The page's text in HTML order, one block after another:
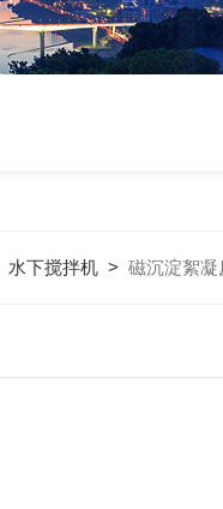
水下搅拌机> 磁沉淀絮